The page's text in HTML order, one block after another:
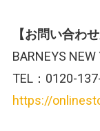
【お問い合わせ
BARNEYS NEW
TEL：0120-
https://